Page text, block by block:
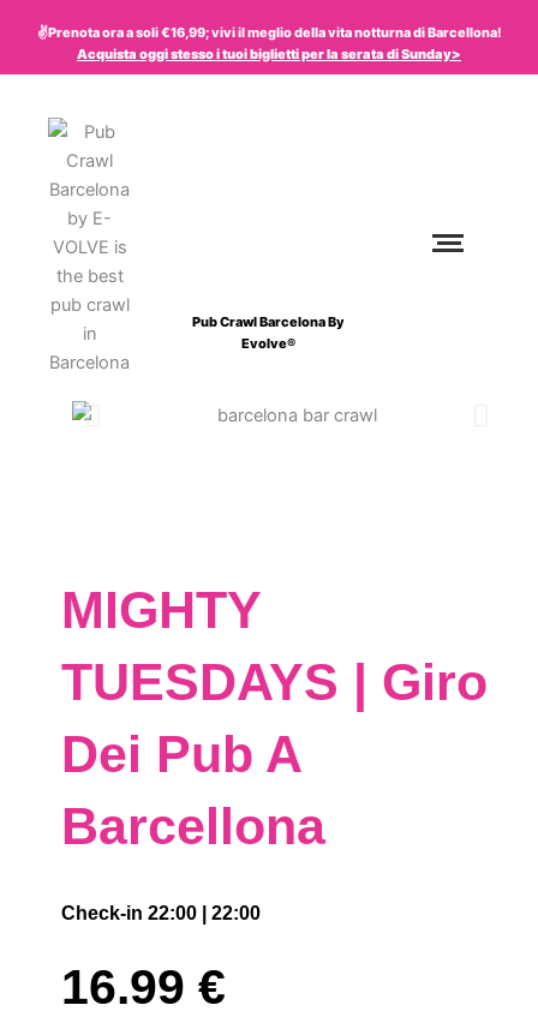
contenuto
✌️Prenota ora a soli €16,99; vivi il meglio della vita notturna di Barcellona!
Acquista oggi stesso i tuoi biglietti per la serata diSunday>
Pub Crawl Barcelona By
Evolve®
MIGHTY
TUESDAYS | Giro
Dei Pub A
Barcellona
Check-in 22:00 | 22:00
16.99 €